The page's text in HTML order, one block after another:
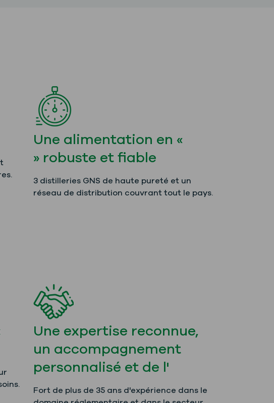
Une alimentation en «
» robuste et fiable
3 distilleries GNS de haute pureté et un
réseau de distribution couvrant tout le pays.
Une expertise reconnue,
un accompagnement
personnalisé et de l'
Fort de plus de 35 ans d'expérience dans le